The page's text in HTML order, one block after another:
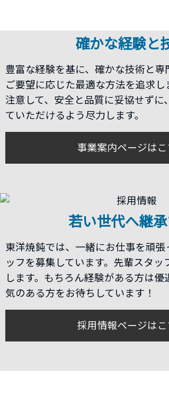
確かな経験と
豊富な経験を基に、確かな技術と専
ご要望に応じた最適な方法を追求し
注意して、安全と品質に妥協せずに
ていただけるよう尽力します。
事業案内ページはこ
若い世代へ継
東洋焼鈍では、一緒にお仕事を頑張
ッフを募集しています。先輩スタッ
します。もちろん経験がある方は優
気のある方をお待ちしています！
採用情報ページはこ